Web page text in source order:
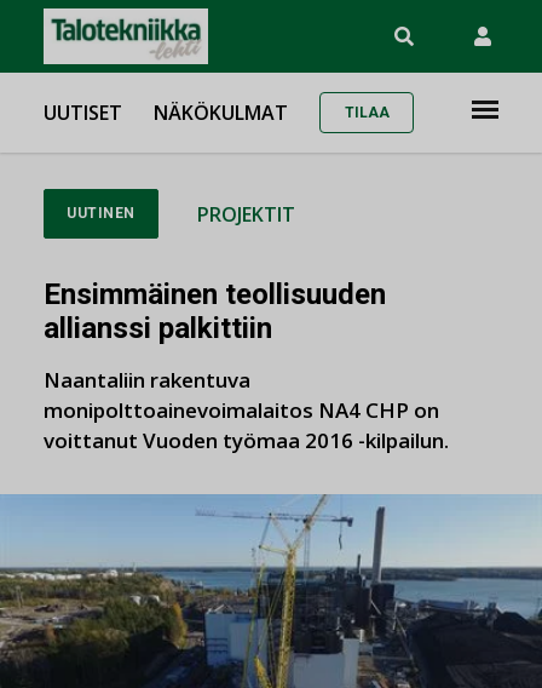
UUTISET NÄKÖKULMAT TILAA
UUTINEN PROJEKTIT
Ensimmäinen teollisuuden
allianssi palkittiin
Naantaliin rakentuva
monipolttoainevoimalaitos NA4 CHP on
voittanut Vuoden työmaa 2016 -kilpailun.